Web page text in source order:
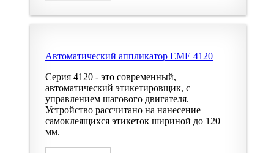
Автоматический аппликатор EME 4120
Серия 4120 - это современный,
автоматический этикетировщик, с
управлением шагового двигателя.
Устройство рассчитано на нанесение
самоклеящихся этикеток шириной до 120
мм.